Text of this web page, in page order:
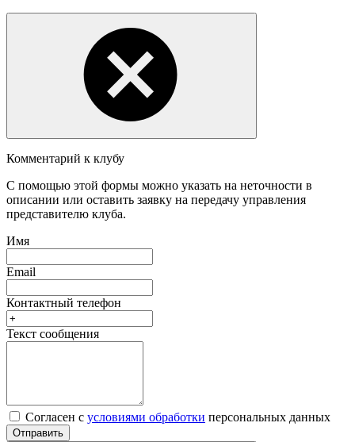
Комментарий к клубу
С помощью этой формы можно указать на неточности в
описании или оставить заявку на передачу управления
представителю клуба.
Имя
Email
Контактный телефон
Текст сообщения
Согласен с условиями обработки персональных данных
Отправить